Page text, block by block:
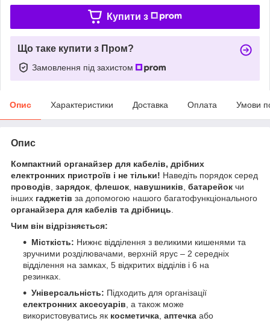
Купити з
Що таке купити з Пром?
Замовлення під захистом
Опис Характеристики Доставка Оплата Умови
Опис
Компактний органайзер для кабелів, дрібних
електронних пристроїв і не тільки! Наведіть порядок серед
проводів зарядок флешок навушників батарейок чи
інших гаджетів за допомогою нашого багатофункціонального
органайзера для кабелів та дрібниць
Чим він відрізняється:
Місткість: Нижнє відділення з великими кишенями та
зручними розділювачами, верхній ярус – 2 середніх
відділення на замках, 5 відкритих відділів і 6 на
резинках.
Універсальність: Підходить для організації
електронних аксесуарів , а також може
використовуватись як косметичка аптечка або